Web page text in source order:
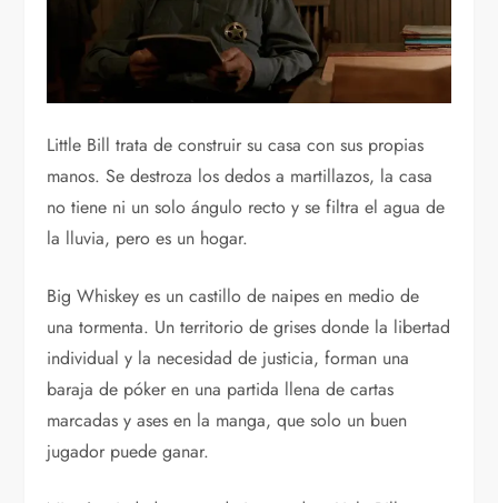
Little Bill trata de construir su casa con sus propias
manos. Se destroza los dedos a martillazos, la casa
no tiene ni un solo ángulo recto y se filtra el agua de
la lluvia, pero es un hogar.
Big Whiskey es un castillo de naipes en medio de
una tormenta. Un territorio de grises donde la libertad
individual y la necesidad de justicia, forman una
baraja de póker en una partida llena de cartas
marcadas y ases en la manga, que solo un buen
jugador puede ganar.